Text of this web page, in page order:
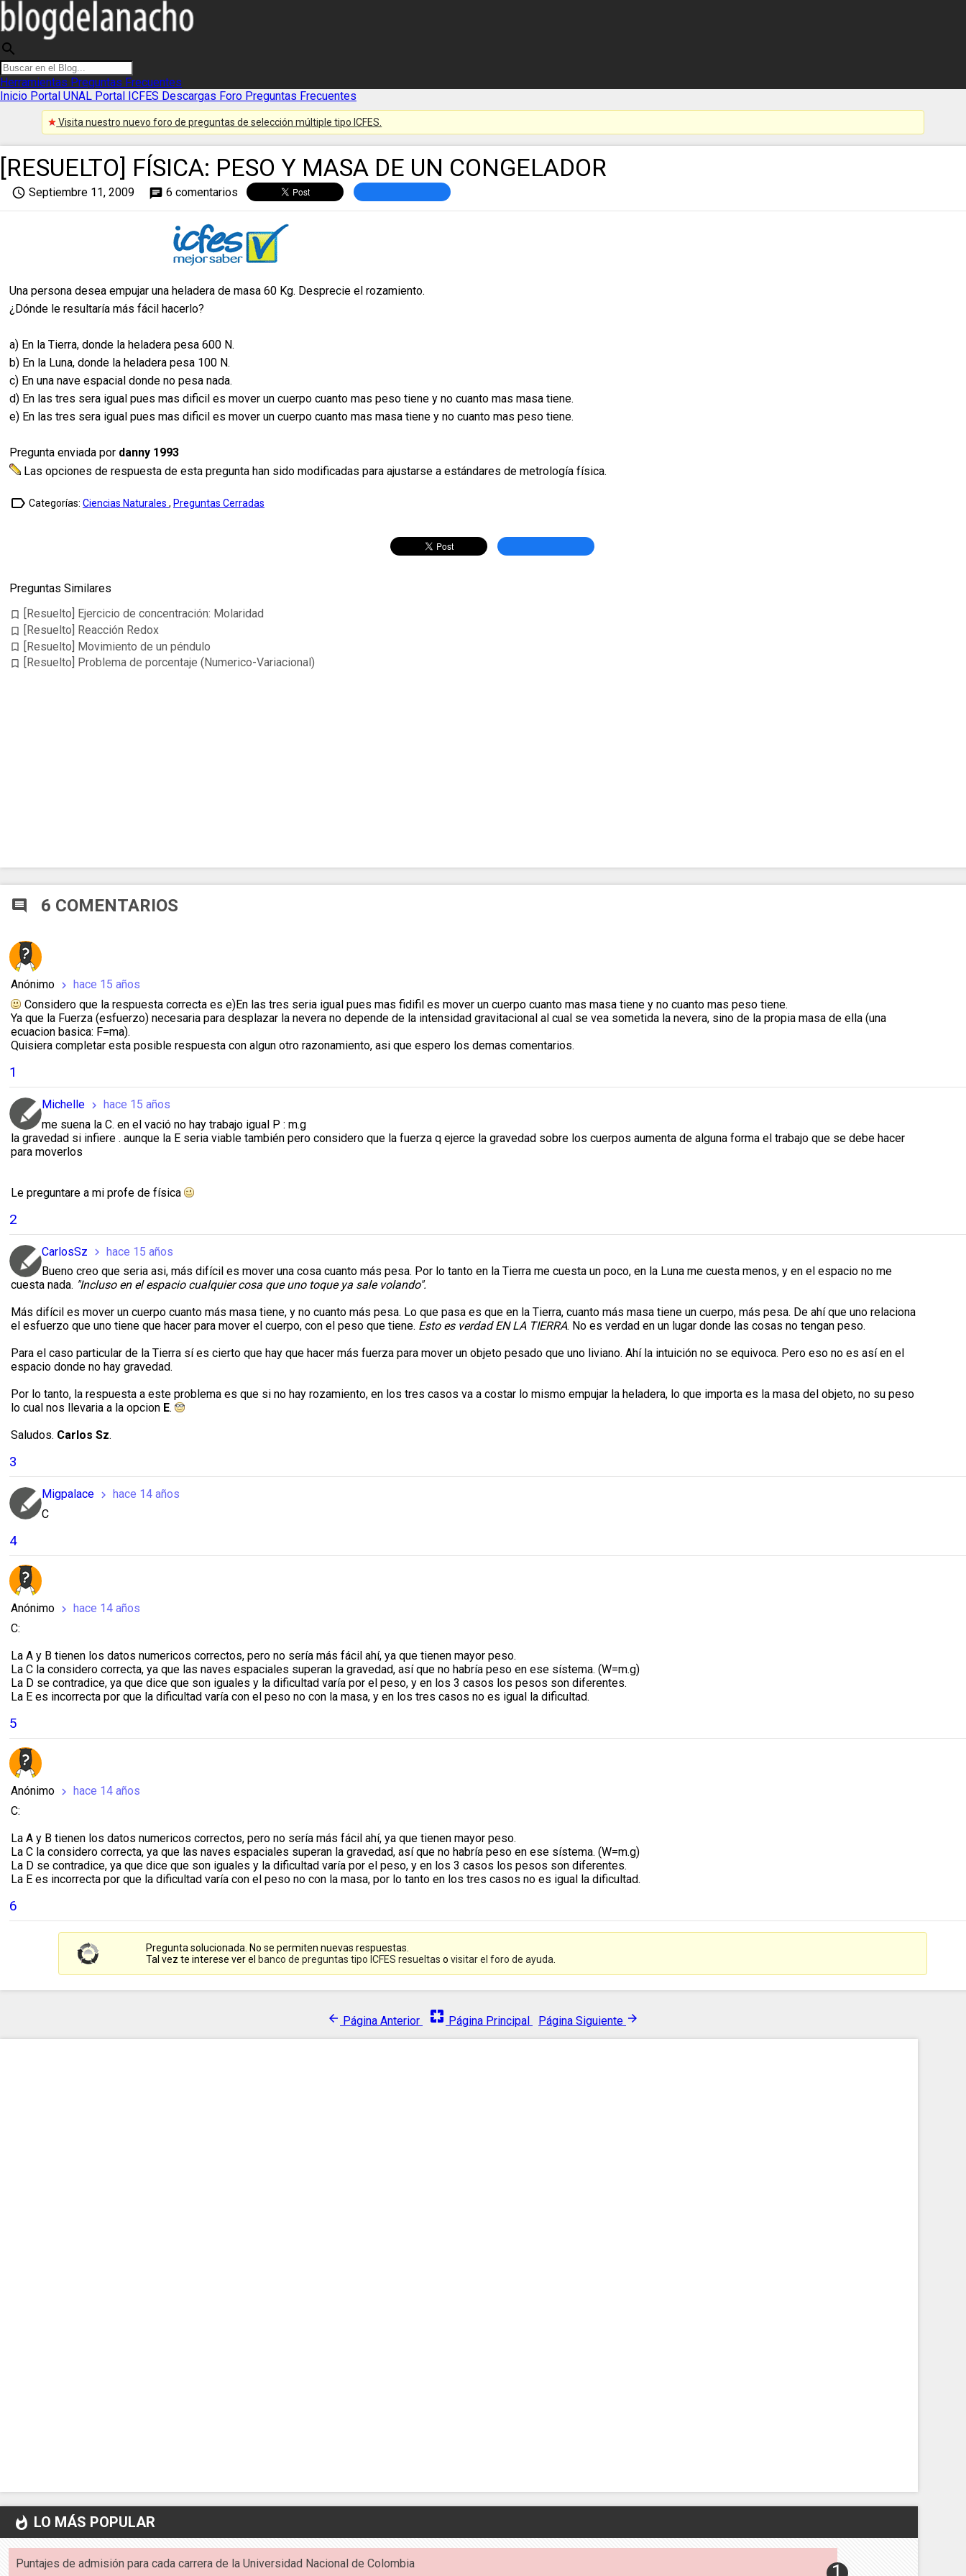
search
Herramientas Preguntas Frecuentes
Inicio Portal UNAL Portal ICFES Descargas Foro Preguntas Frecuentes
Visita nuestro nuevo foro de preguntas de selección múltiple tipo ICFES.
[RESUELTO] FÍSICA: PESO Y MASA DE UN CONGELADOR
access_time Septiembre 11, 2009 chat 6 comentarios
Una persona desea empujar una heladera de masa 60 Kg. Desprecie el rozamiento.
¿Dónde le resultaría más fácil hacerlo?
a) En la Tierra, donde la heladera pesa 600 N.
b) En la Luna, donde la heladera pesa 100 N.
c) En una nave espacial donde no pesa nada.
d) En las tres sera igual pues mas dificil es mover un cuerpo cuanto mas peso tiene y no cuanto mas masa tiene.
e) En las tres sera igual pues mas dificil es mover un cuerpo cuanto mas masa tiene y no cuanto mas peso tiene.
Pregunta enviada por danny 1993
Las opciones de respuesta de esta pregunta han sido modificadas para ajustarse a estándares de metrología física.
label_outline Categorías: Ciencias Naturales , Preguntas Cerradas
Preguntas Similares
bookmark_border [Resuelto] Ejercicio de concentración: Molaridad
bookmark_border [Resuelto] Reacción Redox
bookmark_border [Resuelto] Movimiento de un péndulo
bookmark_border [Resuelto] Problema de porcentaje (Numerico-Variacional)
comment 6 COMENTARIOS
Anónimo chevron_right hace 15 años
Considero que la respuesta correcta es e)En las tres seria igual pues mas fidifil es mover un cuerpo cuanto mas masa tiene y no cuanto mas peso tiene.
Ya que la Fuerza (esfuerzo) necesaria para desplazar la nevera no depende de la intensidad gravitacional al cual se vea sometida la nevera, sino de la propia masa de ella (una
ecuacion basica: F=ma).
Quisiera completar esta posible respuesta con algun otro razonamiento, asi que espero los demas comentarios.
1
Michelle chevron_right hace 15 años
me suena la C. en el vació no hay trabajo igual P : m.g
la gravedad si infiere . aunque la E seria viable también pero considero que la fuerza q ejerce la gravedad sobre los cuerpos aumenta de alguna forma el trabajo que se debe hacer
para moverlos
Le preguntare a mi profe de física
2
CarlosSz chevron_right hace 15 años
Bueno creo que seria asi, más difícil es mover una cosa cuanto más pesa. Por lo tanto en la Tierra me cuesta un poco, en la Luna me cuesta menos, y en el espacio no me
cuesta nada. "Incluso en el espacio cualquier cosa que uno toque ya sale volando".
Más difícil es mover un cuerpo cuanto más masa tiene, y no cuanto más pesa. Lo que pasa es que en la Tierra, cuanto más masa tiene un cuerpo, más pesa. De ahí que uno relaciona
el esfuerzo que uno tiene que hacer para mover el cuerpo, con el peso que tiene. Esto es verdad EN LA TIERRA. No es verdad en un lugar donde las cosas no tengan peso.
Para el caso particular de la Tierra sí es cierto que hay que hacer más fuerza para mover un objeto pesado que uno liviano. Ahí la intuición no se equivoca. Pero eso no es así en el
espacio donde no hay gravedad.
Por lo tanto, la respuesta a este problema es que si no hay rozamiento, en los tres casos va a costar lo mismo empujar la heladera, lo que importa es la masa del objeto, no su peso
lo cual nos llevaria a la opcion E.
Saludos. Carlos Sz.
3
Migpalace chevron_right
hace 14 años
C
4
Anónimo chevron_right hace 14 años
C:
La A y B tienen los datos numericos correctos, pero no sería más fácil ahí, ya que tienen mayor peso.
La C la considero correcta, ya que las naves espaciales superan la gravedad, así que no habría peso en ese sístema. (W=m.g)
La D se contradice, ya que dice que son iguales y la dificultad varía por el peso, y en los 3 casos los pesos son diferentes.
La E es incorrecta por que la dificultad varía con el peso no con la masa, y en los tres casos no es igual la dificultad.
5
Anónimo chevron_right hace 14 años
C:
La A y B tienen los datos numericos correctos, pero no sería más fácil ahí, ya que tienen mayor peso.
La C la considero correcta, ya que las naves espaciales superan la gravedad, así que no habría peso en ese sístema. (W=m.g)
La D se contradice, ya que dice que son iguales y la dificultad varía por el peso, y en los 3 casos los pesos son diferentes.
La E es incorrecta por que la dificultad varía con el peso no con la masa, por lo tanto en los tres casos no es igual la dificultad.
6
Pregunta solucionada. No se permiten nuevas respuestas.
Tal vez te interese ver el banco de preguntas tipo ICFES resueltas o visitar el foro de ayuda
arrow_back Página Anterior pages Página Principal Página Siguiente arrow_forward
whatshot LO MÁS POPULAR
Puntajes de admisión para cada carrera de la Universidad Nacional de Colombia